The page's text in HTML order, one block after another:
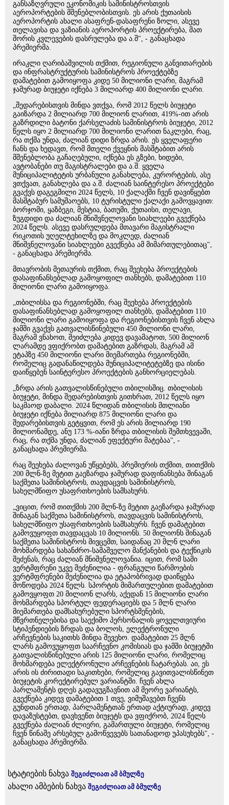
განსაზღვრული ეკონომიკის სამინისტროსთვის
აეროპორტების მშენებლობისთვის. ეს არის ქუთაისის
აეროპორტის ახალი ასაფრენ-დასაფრენი ზოლი, ასევე
თელავისა და ვაზიანის აეროპორტის პროექტირება, მათ
შორის კვლევების დასრულება და ა.შ", - განაცხადა
პრემიერმა.
ირაკლი ღარიბაშვილის თქმით, რეგიონული განვითარების
და ინფრასტრუქტურის სამინისტროს პროექტებზე
დამატებით გამოიყოფა კიდე 50 მილიონი ლარი, მაგრამ
ჯამურად ბიუჯეტი იქნება 3 მილიარდ 400 მილიონი ლარი.
„შედარებისთვის მინდა ვთქვა, რომ 2012 წელს ბიუჯეტი
გაიზარდა 2 მილიარდ 700 მილიონ ლარით, 419%-ით არის
გაზრდილი ბატონი ქარსელაძის სამინისტროს ბიუჯეტი, 2012
წელს იყო 2 მილიარდ 700 მილიონი ლარით ნაკლები, რაც,
რა თქმა უნდა, ძალიან დიდი ზრდა არის. ეს ყველაფერი
ჩანს და ხედავთ, რომ მთელი ქვეყნის მასშტაბით არის
მშენებლობა გაჩაღებული, იქნება ეს გზები, ხიდები,
ავტობანები თუ მაგისტრალები და ა.შ. ყველა
მუნიციპალიტეტის ურბანული განახლება, კურორტების, ასე
ვთქვათ, განახლება და ა.შ. ძალიან საინტერესო პროექტები
გვაქვს დაგეგმილი 2024 წელს, 10 ქალაქში ჩვენ დავიწყებთ
მასშტაბურ სამუშაოებს, 10 ტურისტული ქალაქი გამოვყავით:
ბორჯომი, ყაზბეგი, მესტია, ბათუმი, ქუთაისი, თელავი,
ზუგდიდი და ძალიან მნიშვნელოვანი სიახლეები გვექნება
2024 წელს. ასევე დასრულდება მთავარი მაგისტრალი
რიკოთის უღელტეხილზე და მოკლედ, ძალიან
მნიშვნელოვანი სიახლეები გვექნება ამ მიმართულებითაც",
- განაცხადა პრემიერმა.
მთავრობის მეთაურის თქმით, რაც შეეხება პროექტების
დასაფინანსებლად გამოყოფილ თანხებს, დამატებით 110
მილიონი ლარი გამოიყოფა.
„თბილისსა და რეგიონებში, რაც შეეხება პროექტების
დასაფინანსებლად გამოყოფილ თანხებს, დამატებით 110
მილიონი ლარი გამოიყოფა და რეგიონებისთვის ჩვენ ახლა
ჯამში გვაქვს გათვალისწინებული 450 მილიონი ლარი,
მაგრამ ვნახოთ, შეიძლება კიდევ დავამატოთ, 500 მილიონ
ლარამდე ვფიქრობთ დამატებით გაზრდას, მაგრამ ამ
ეტაპზე 450 მილიონი ლარი მიემართება რეგიონებში,
რომელიც გადანაწილდება მუნიციპალიტეტებზე და ისინი
დაიწყებენ საინტერესო პროექტების განხორციელებას.
„ზრდა არის გათვალისწინებული თბილისშიც. თბილისის
ბიუჯეტი, მინდა შედარებისთვის გითხრათ, 2012 წელს იყო
საკმაოდ დაბალი. 2024 წლიდან თბილისის მთლიანი
ბიუჯეტი იქნება მილიარდ 875 მილიონი ლარი და
შედარებისთვის გეტყვით, რომ ეს არის მილიარდ 190
მილიონამდე, ანუ 173 %-იანი ზრდა თბილისის შემთხვევაში,
რაც, რა თქმა უნდა, ძალიან ეფექტური მატებაა", -
განაცხადა პრემიერმა.
რაც შეეხება ძალოვან უწყებებს, პრემიერის თქმით, თითქმის
200 მლნ-ზე მეტით გაეზარდა ჯამურად დაფინანსება შინაგან
საქმეთა სამინისტროს, თავდაცვის სამინისტროს,
სახელმწიფო უსაფრთხოების სამსახურს.
„ვიცით, რომ თითქმის 200 მლნ-ზე მეტით გაეზარდა ჯამურად
შინაგან საქმეთა სამინისტროს, თავდაცვის სამინისტროს,
სახელმწიფო უსაფრთხოების სამსახურს. ჩვენ დამატებით
გამოვუყოფთ თავდაცვას 10 მილიონს. 50 მილიონს შინაგან
საქმეთა სამინისტროს მივცემთ, საიდანაც 20 მლნ ლარი
მოხმარდება სახანძრო-სამაშველო მანქანების და ტექნიკის
შეძენას, რაც ძალიან მნიშვნელოვანია. იცით, რომ სამი
ვერტმფრენი უკვე შეძენილია - ფრანგული წარმოების
ვერტმფრენები შეძენილია და ეტაპობრივად დაიწყება
მოწოდება 2024 წელს. სპორტის მიმართულებით დამატებით
გამოვყოფთ 20 მილიონ ლარს, აქედან 15 მილიონი ლარი
მოხმარდება სპორტულ ფედერაციებს და 5 მლნ ლარი
მიემართება დამსახურებული სპორტსმენების,
მწვრთნელებისა და საექიმო პერსონალის ყოველთვიური
სტიპენდიების ზრდას და ბოლოს, ელექტრონული
არჩევნების საკითხს მინდა შევეხო. დამატებით 25 მლნ
ლარს გამოვუყოფთ საარჩევნო კომისიას და ჯამში ბიუჯეტში
გათვალისწინებული არის 125 მილიონი ლარი, რომელიც
მოხმარდება ელექტრონული არჩევნების ჩატარებას. აი, ეს
არის ის ძირითადი საკითხები, რომელიც გავითვალისწინეთ
ბიუჯეტის კორექტირებულ ვარიანტში. ჩვენ ახლა
პარლამენტს დღეს გადავუგზავნით ამ მეორე ვარიანტს,
გვექნება კიდევ დამატებით 1 თვე, ვიმუშავებთ ჩვენს
გუნდთან ერთად, პარლამენტთან ერთად აქტიურად, კიდევ
დავაზუსტებთ, დავხვეწთ ბიუჯეტს და ვფიქრობ, 2024 წელს
გვექნება ძალიან ძლიერი, გამართული ბიუჯეტი, რომელიც
ჩვენ წინაშე არსებულ გამოწვევებს სათანადოდ უპასუხებს", -
განაცხადა პრემიერმა.
სტატიების ნახვა შეგიძლიათ ამ ბმულზე
ახალი ამბების ნახვა შეგიძლიათ ამ ბმულზე